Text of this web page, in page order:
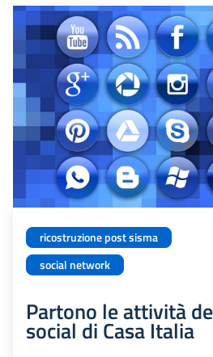
ricostruzione post sisma
social network
Partono le attività
social di Casa Italia